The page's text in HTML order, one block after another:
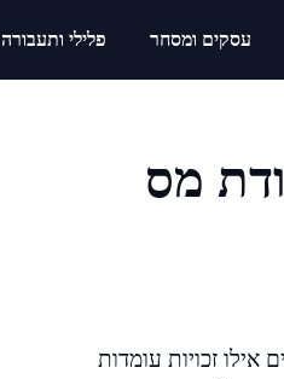
עסקים ומסחר פלילי ותעבורה
מס
זכויות עומדות